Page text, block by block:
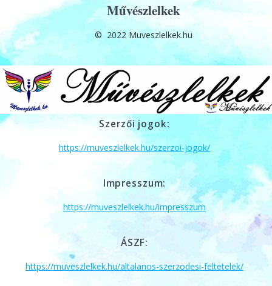
Művészlelkek
© 2022 Muveszlelkek.hu
Szerzői jogok:
https://muveszlelkek.hu/szerzoi-jogok/
Impresszum:
https://muveszlelkek.hu/impresszum
ÁSZF:
https://muveszlelkek.hu/altalanos-szerzodesi-feltetelek/